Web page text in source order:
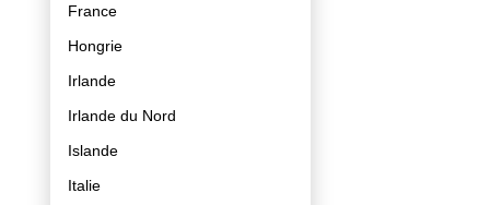
France
Hongrie
Irlande
Irlande du Nord
Islande
Italie